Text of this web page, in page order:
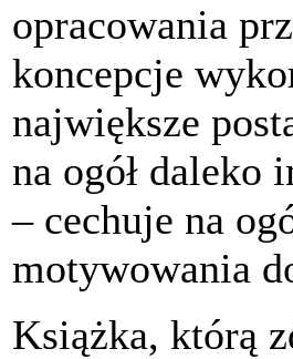
opracowania
koncepcje
największe
na ogół daleko
– cechuje na
motywowania
Książka, którą